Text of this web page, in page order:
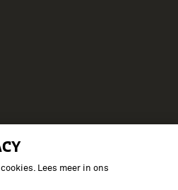
Lees meer in ons
Defensiemusea,